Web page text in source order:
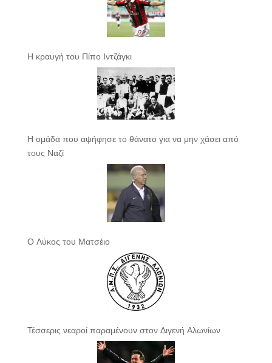
Η κραυγή του Πίπο Ιντζάγκι
Η ομάδα που αψήφησε το θάνατο για να μην χάσει από
τους Ναζί
Ο Λύκος του Ματσέιο
Τέσσερις νεαροί παραμένουν στον Διγενή Αλωνίων